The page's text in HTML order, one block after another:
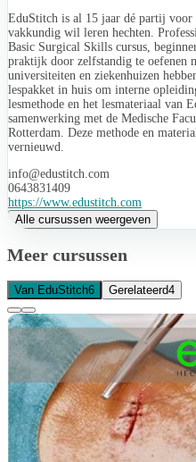
EduStitch is al 15 jaar dé partij voor
vakkundig wil leren hechten.
Basic Surgical Skills cursus,
praktijk door zelfstandig te oefenen
universiteiten en ziekenhuizen
lespakket in huis om interne
lesmethode en het lesmateriaal van
samenwerking met de Medische
Rotterdam. Deze methode en
vernieuwd.
info@edustitch.com
0643831409
https://www.edustitch.com
Alle cursussen weergeven
Meer cursussen
Van EduStitch6 Gerelateerd4